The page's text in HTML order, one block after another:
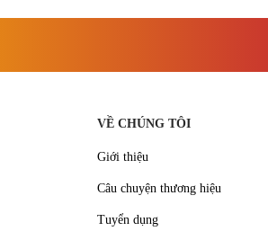
VỀ CHÚNG TÔI
Giới thiệu
Câu chuyện thương hiệu
Tuyển dụng